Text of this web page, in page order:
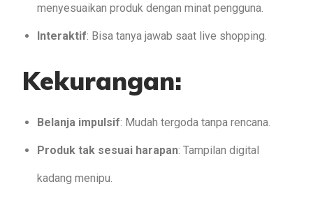
menyesuaikan produk dengan minat pengguna.
Interaktif: Bisa tanya jawab saat live shopping.
Kekurangan:
Belanja impulsif: Mudah tergoda tanpa rencana.
Produk tak sesuai harapan: Tampilan digital
kadang menipu.